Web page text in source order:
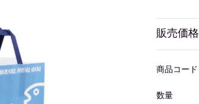
販売価格
商品コード
数量